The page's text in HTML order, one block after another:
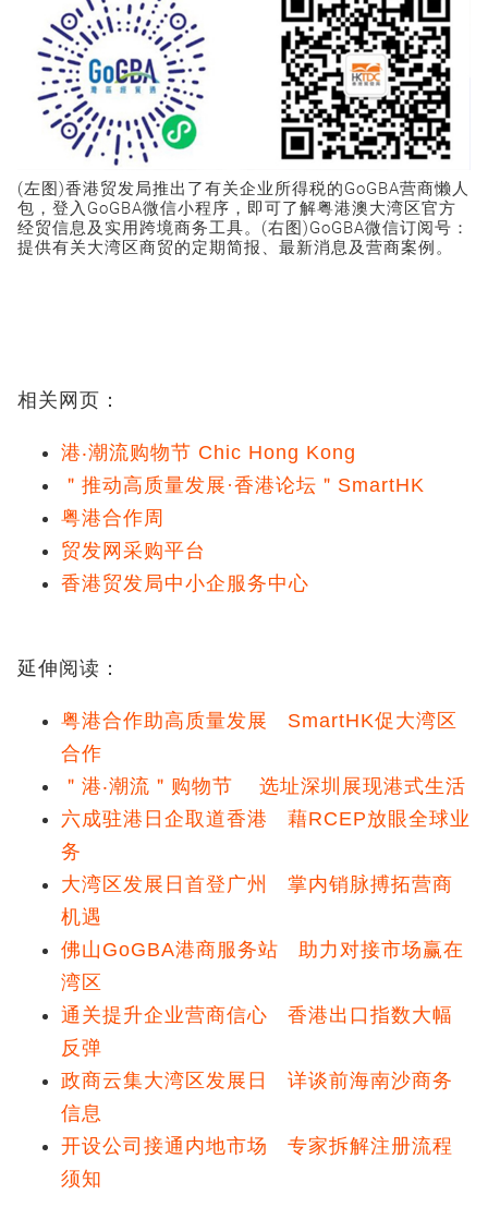
(左图)香港贸发局推出了有关企业所得税的GoGBA营商懒人
包，登入GoGBA微信小程序，即可了解粤港澳大湾区官方
经贸信息及实用跨境商务工具。(右图)GoGBA微信订阅号：
提供有关大湾区商贸的定期简报、最新消息及营商案例。
相关网页：
港‧潮流购物节 Chic Hong Kong
＂推动高质量发展·香港论坛＂SmartHK
粤港合作周
贸发网采购平台
香港贸发局中小企服务中心
延伸阅读：
粤港合作助高质量发展 SmartHK促大湾区
合作
＂港‧潮流＂购物节 选址深圳展现港式生活
六成驻港日企取道香港 藉RCEP放眼全球业
务
大湾区发展日首登广州 掌内销脉搏拓营商
机遇
佛山GoGBA港商服务站 助力对接市场赢在
湾区
通关提升企业营商信心 香港出口指数大幅
反弹
政商云集大湾区发展日 详谈前海南沙商务
信息
开设公司接通内地市场 专家拆解注册流程
须知